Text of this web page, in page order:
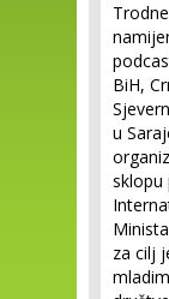
BiH,
u
sklopu
za cilj